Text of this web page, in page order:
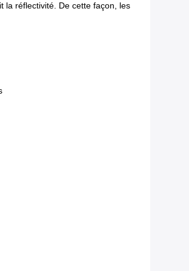
la réflectivité. De cette façon, les